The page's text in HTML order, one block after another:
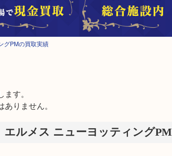
グPMの買取実績
す。
りません。
ルメス ニューヨッティングPM